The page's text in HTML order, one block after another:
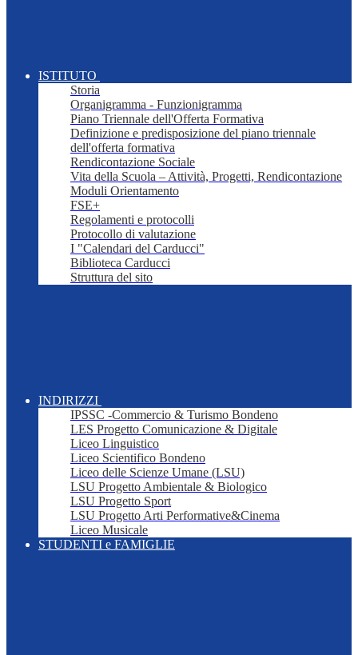
ISTITUTO
Storia
Organigramma - Funzionigramma
Piano Triennale dell'Offerta Formativa
Definizione e predisposizione del piano triennale
dell'offerta formativa
Rendicontazione Sociale
Vita della Scuola – Attività, Progetti, Rendicontazione
Moduli Orientamento
FSE+
Regolamenti e protocolli
Protocollo di valutazione
I "Calendari del Carducci"
Biblioteca Carducci
Struttura del sito
INDIRIZZI
IPSSC -Commercio & Turismo Bondeno
LES Progetto Comunicazione & Digitale
Liceo Linguistico
Liceo Scientifico Bondeno
Liceo delle Scienze Umane (LSU)
LSU Progetto Ambientale & Biologico
LSU Progetto Sport
LSU Progetto Arti Performative&Cinema
Liceo Musicale
STUDENTI e FAMIGLIE